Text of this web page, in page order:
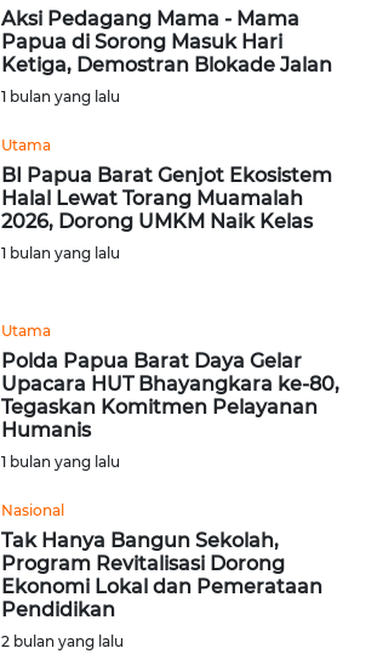
Aksi Pedagang Mama - Mama
Papua di Sorong Masuk Hari
Ketiga, Demostran Blokade Jalan
1 bulan yang lalu
Utama
BI Papua Barat Genjot Ekosistem
Halal Lewat Torang Muamalah
2026, Dorong UMKM Naik Kelas
1 bulan yang lalu
Utama
Polda Papua Barat Daya Gelar
Upacara HUT Bhayangkara ke-80,
Tegaskan Komitmen Pelayanan
Humanis
1 bulan yang lalu
Nasional
Tak Hanya Bangun Sekolah,
Program Revitalisasi Dorong
Ekonomi Lokal dan Pemerataan
Pendidikan
2 bulan yang lalu